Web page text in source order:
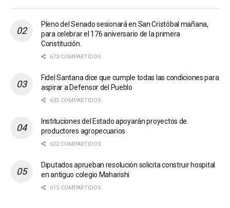
Pleno del Senado sesionará en San Cristóbal mañana,
para celebrar el 176 aniversario de la primera
Constitución.
673 COMPARTIDOS
Fidel Santana dice que cumple todas las condiciones para
aspirar a Defensor del Pueblo
635 COMPARTIDOS
Instituciones del Estado apoyarán proyectos de
productores agropecuarios
622 COMPARTIDOS
Diputados aprueban resolución solicita construir hospital
en antiguo colegio Maharishi
615 COMPARTIDOS